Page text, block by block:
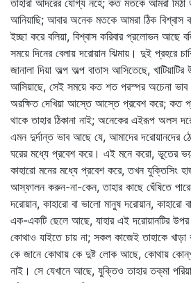
তাহারা আদরের যোগ্য নহে; কত মতকে আমরা মিঠা
আনিয়াছি; আবার অনেক মতকে আমরা ঠিক বিশ্বাস
ইচ্ছা করে বলিয়া, বিশ্বাস করিবার প্রলোভন আছে
সময়ে দিনের বেলায় দরোয়ান ঝিমায়। দুই প্রহরে
জানালা দিয়া অল্প অল্প বাতাস আসিতেছে, খাটিয়াটির
আসিয়াছে, সেই সময়ে কত শত পরস্পর অচেনা ভাব
অরক্ষিত দেখিয়া আস্তে আস্তে প্রবেশ করে; কত
থাকে তাহার ঠিকানা নাই; অনেকের এইরূপ অলস
এমন দুর্দান্ত ভাব আছে যে, আমাদের দরোয়ানদের
ঘরের মধ্যে প্রবেশ করে। এই মনে করো, ভূতের
কাহারো মনের মধ্যে প্রবেশ করে, তখন যুক্তিসিং
আস্ফালন করুন-না-কেন, তাহার কাছে ঘেঁষিতে
দরোয়ান, কাহারো বা ভালো মানুষ দরোয়ান, কাহারো
এক-একটি ছেলে আছে, যাহার এই দরোয়ানটির উপর
কোথাও যাইতে চায় না; সকল কাজেই তাহাকে খাড়া
কে জানে কোথায় কে দুষ্ট লোক আছে, কোথায়
নাই। সে যেখানে আছে, যুক্তিও তাহার তক্‌মা